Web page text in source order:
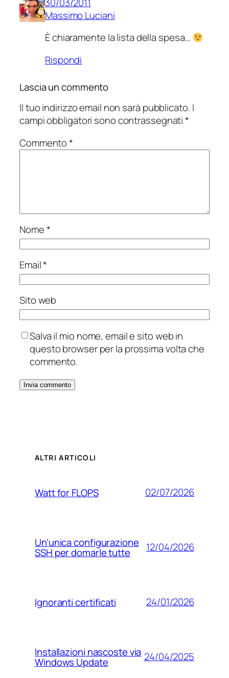
Massimo Luciani
È chiaramente la lista della spesa…
Rispondi
Lascia un commento
Il tuo indirizzo email non sarà pubblicato. I
campi obbligatori sono contrassegnati*
Commento*
Nome*
Email*
Sito web
Salva il mio nome, email e sito web in
questo browser per la prossima volta che
commento.
ALTRI ARTICOLI
Watt for FLOPS 02/07/2026
Un’unica configurazione
SSH per domarle tutte 12/04/2026
Ignoranti certificati 24/01/2026
Installazioni nascoste via
Windows Update 24/04/2025